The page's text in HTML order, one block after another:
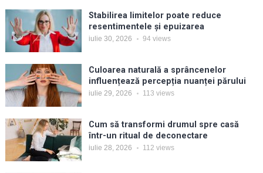
Stabilirea limitelor poate reduce
resentimentele și epuizarea
iulie 30, 2026 94 views
Culoarea naturală a sprâncenelor
influențează percepția nuanței părului
iulie 29, 2026 113 views
Cum să transformi drumul spre casă
într-un ritual de deconectare
iulie 28, 2026 112 views